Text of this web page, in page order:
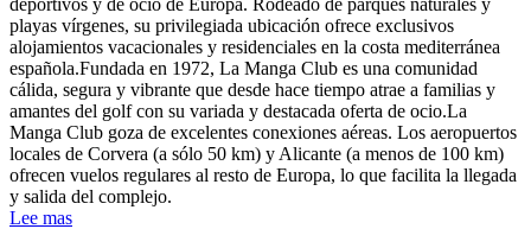
playas vírgenes, su privilegiada ubicación ofrece exclusivos
alojamientos vacacionales y residenciales en la costa mediterránea
española.Fundada en 1972, La Manga Club es una comunidad
cálida, segura y vibrante que desde hace tiempo atrae a familias y
amantes del golf con su variada y destacada oferta de ocio.La
Manga Club goza de excelentes conexiones aéreas. Los aeropuertos
locales de Corvera (a sólo 50 km) y Alicante (a menos de 100 km)
ofrecen vuelos regulares al resto de Europa, lo que facilita la llegada
y salida del complejo.
Lee mas